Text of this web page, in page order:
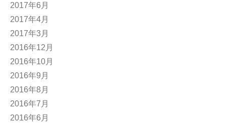
2017年6月
2017年4月
2017年3月
2016年12月
2016年10月
2016年9月
2016年8月
2016年7月
2016年6月